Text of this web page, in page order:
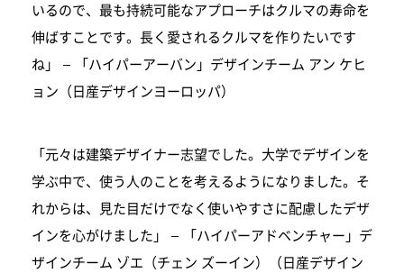
いるので、最も持続可能なアプローチはクルマの寿命を
伸ばすことです。長く愛されるクルマを作りたいです
ね」 – 「ハイパーアーバン」デザインチーム アン ケヒ
ョン（日産デザインヨーロッパ）
「元々は建築デザイナー志望でした。大学でデザインを
学ぶ中で、使う人のことを考えるようになりました。そ
れからは、見た目だけでなく使いやすさに配慮したデザ
インを心がけました」 – 「ハイパーアドベンチャー」デ
ザインチーム ゾエ（チェン ズーイン）（日産デザイン